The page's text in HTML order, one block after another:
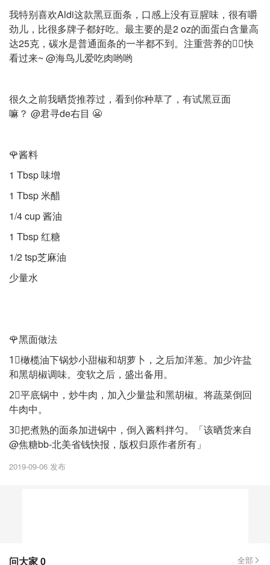
我特别喜欢Aldi这款黑豆面条，口感上没有豆腥味，很有嚼
劲儿，比很多牌子都好吃。最主要的是2 oz的面蛋白含量高
达25克，碳水是普通面条的一半都不到。注重营养的🧚‍♀️快
看过来~ @海鸟儿爱吃肉哟哟
很久之前我晒货推荐过，看到你种草了，有试黑豆面
嘛？ @君寻de右目 😬
🌹酱料
1 Tbsp 味增
1 Tbsp 米醋
1/4 cup 酱油
1 Tbsp 红糖
1/2 tsp芝麻油
少量水
🌹黑面做法
1⃣️橄榄油下锅炒小甜椒和胡萝卜，之后加洋葱。加少许盐
和黑胡椒调味。变软之后，盛出备用。
2⃣️平底锅中，炒牛肉，加入少量盐和黑胡椒。将蔬菜倒回
牛肉中。
3⃣️把煮熟的面条加进锅中，倒入酱料拌匀。「该晒货来自
@焦糖bb-北美省钱快报，版权归原作者所有」
2019-09-06 发布
问大家0 全部